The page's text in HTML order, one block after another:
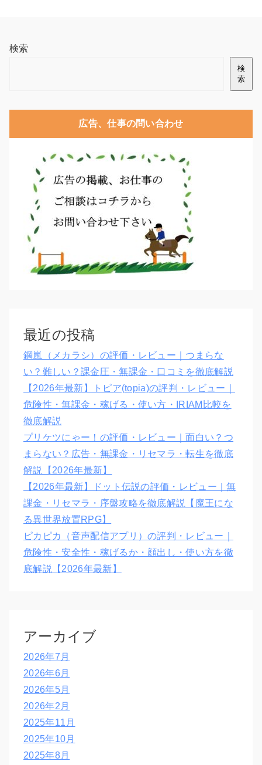
検索
検
索
広告、仕事の問い合わせ
最近の投稿
鋼嵐（メカラシ）の評価・レビュー｜つまらな
い？難しい？課金圧・無課金・口コミを徹底解説
【2026年最新】トピア(topia)の評判・レビュー｜
危険性・無課金・稼げる・使い方・IRIAM比較を
徹底解説
プリケツにゃー！の評価・レビュー｜面白い？つ
まらない？広告・無課金・リセマラ・転生を徹底
解説【2026年最新】
【2026年最新】ドット伝説の評価・レビュー｜無
課金・リセマラ・序盤攻略を徹底解説【魔王にな
る異世界放置RPG】
ピカピカ（音声配信アプリ）の評判・レビュー｜
危険性・安全性・稼げるか・顔出し・使い方を徹
底解説【2026年最新】
アーカイブ
2026年7月
2026年6月
2026年5月
2026年2月
2025年11月
2025年10月
2025年8月